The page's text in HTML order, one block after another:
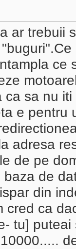
ar trebuii
ce
ca sa nu
e pentru
adresa
de pe
baza de
din
cred ca
tu]